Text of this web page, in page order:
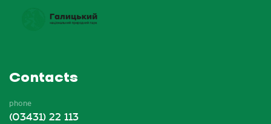
Contacts
phone
(03431) 22 113